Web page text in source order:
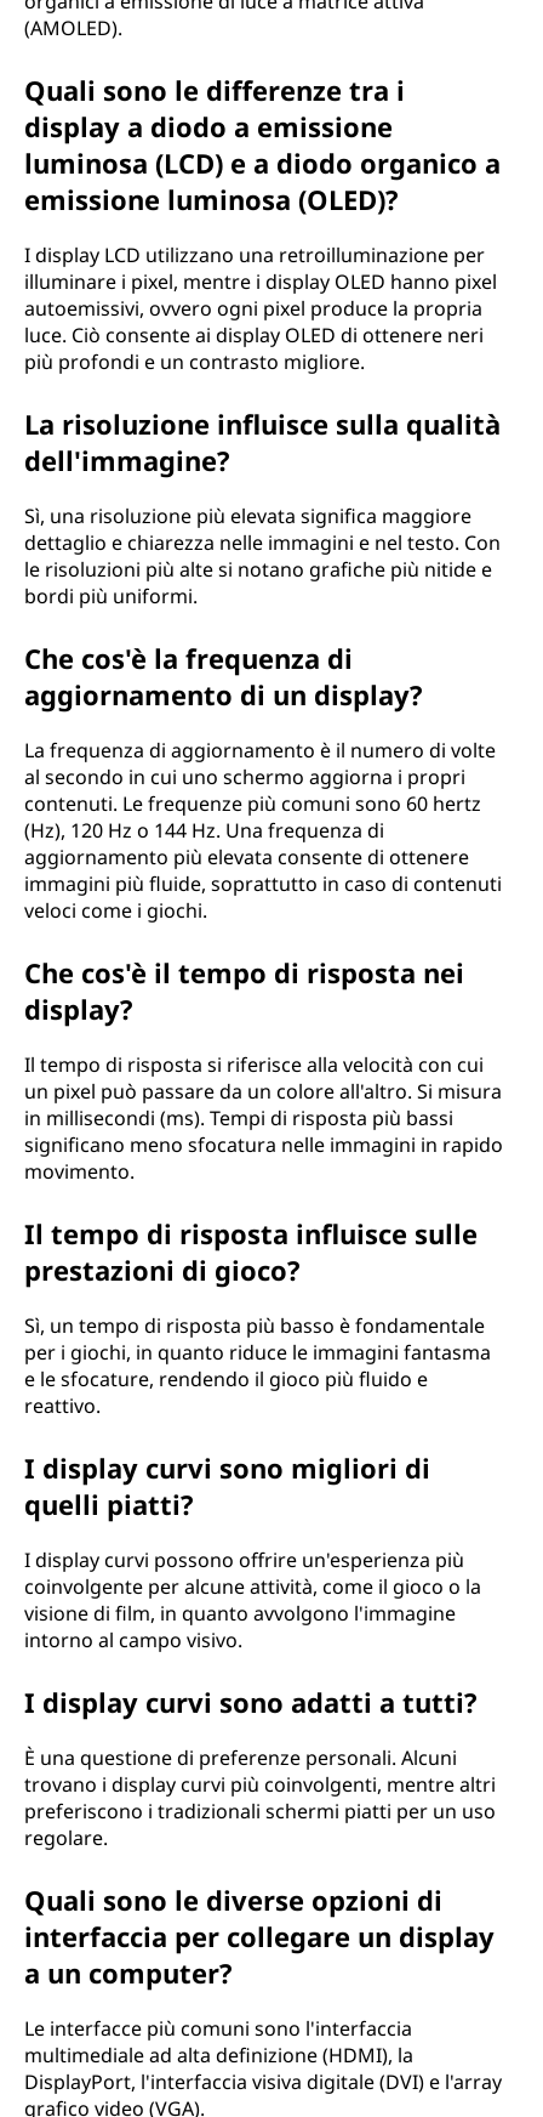
(AMOLED).
Quali sono le differenze tra i
display a diodo a emissione
luminosa (LCD) e a diodo organico a
emissione luminosa (OLED)?
I display LCD utilizzano una retroilluminazione per
illuminare i pixel, mentre i display OLED hanno pixel
autoemissivi, ovvero ogni pixel produce la propria
luce. Ciò consente ai display OLED di ottenere neri
più profondi e un contrasto migliore.
La risoluzione influisce sulla qualità
dell'immagine?
Sì, una risoluzione più elevata significa maggiore
dettaglio e chiarezza nelle immagini e nel testo. Con
le risoluzioni più alte si notano grafiche più nitide e
bordi più uniformi.
Che cos'è la frequenza di
aggiornamento di un display?
La frequenza di aggiornamento è il numero di volte
al secondo in cui uno schermo aggiorna i propri
contenuti. Le frequenze più comuni sono 60 hertz
(Hz), 120 Hz o 144 Hz. Una frequenza di
aggiornamento più elevata consente di ottenere
immagini più fluide, soprattutto in caso di contenuti
veloci come i giochi.
Che cos'è il tempo di risposta nei
display?
Il tempo di risposta si riferisce alla velocità con cui
un pixel può passare da un colore all'altro. Si misura
in millisecondi (ms). Tempi di risposta più bassi
significano meno sfocatura nelle immagini in rapido
movimento.
Il tempo di risposta influisce sulle
prestazioni di gioco?
Sì, un tempo di risposta più basso è fondamentale
per i giochi, in quanto riduce le immagini fantasma
e le sfocature, rendendo il gioco più fluido e
reattivo.
I display curvi sono migliori di
quelli piatti?
I display curvi possono offrire un'esperienza più
coinvolgente per alcune attività, come il gioco o la
visione di film, in quanto avvolgono l'immagine
intorno al campo visivo.
I display curvi sono adatti a tutti?
È una questione di preferenze personali. Alcuni
trovano i display curvi più coinvolgenti, mentre altri
preferiscono i tradizionali schermi piatti per un uso
regolare.
Quali sono le diverse opzioni di
interfaccia per collegare un display
a un computer?
Le interfacce più comuni sono l'interfaccia
multimediale ad alta definizione (HDMI), la
DisplayPort, l'interfaccia visiva digitale (DVI) e l'array
grafico video (VGA).